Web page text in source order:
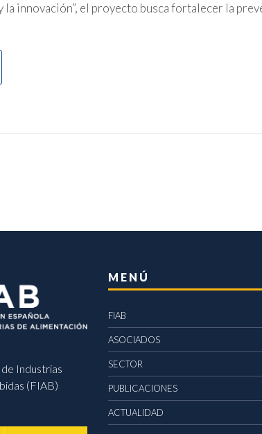
la innovación”, el proyecto busca fortalecer la
Industrias
(FIAB)
MENÚ
FIAB
ASOCIADOS
SECTOR
PUBLICACIONES
ACTUALIDAD